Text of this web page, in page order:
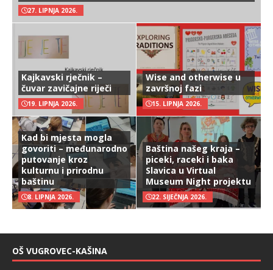
27. LIPNJA 2026.
Kajkavski rječnik –
čuvar zavičajne riječi
19. LIPNJA 2026.
Wise and otherwise u
završnoj fazi
15. LIPNJA 2026.
Kad bi mjesta mogla
govoriti – međunarodno
putovanje kroz
kulturnu i prirodnu
baštinu
8. LIPNJA 2026.
Baština našeg kraja –
piceki, raceki i baka
Slavica u Virtual
Museum Night projektu
22. SIJEČNJA 2026.
OŠ VUGROVEC-KAŠINA